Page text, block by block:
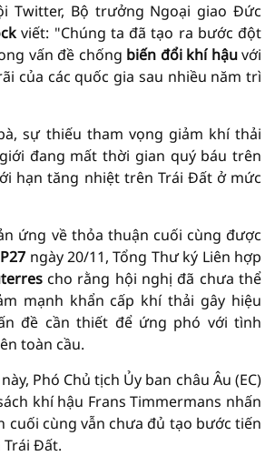
Twitter, Bộ trưởng Ngoại giao Đức
viết: "Chúng ta đã tạo ra bước đột
vấn đề chống biến đổi khí hậuvới
của các quốc gia sau nhiều năm trì
sự thiếu tham vọng giảm khí thải
đang mất thời gian quý báu trên
hạn tăng nhiệt trên Trái Đất ở mức
ứng về thỏa thuận cuối cùng được
ngày 20/11, Tổng Thư ký Liên hợp
cho rằng hội nghị đã chưa thể
mạnh khẩn cấp khí thải gây hiệu
đề cần thiết để ứng phó với tình
toàn cầu.
Phó Chủ tịch Ủy ban châu Âu (EC)
khí hậu Frans Timmermans nhấn
cuối cùng vẫn chưa đủ tạo bước tiến
Đất.